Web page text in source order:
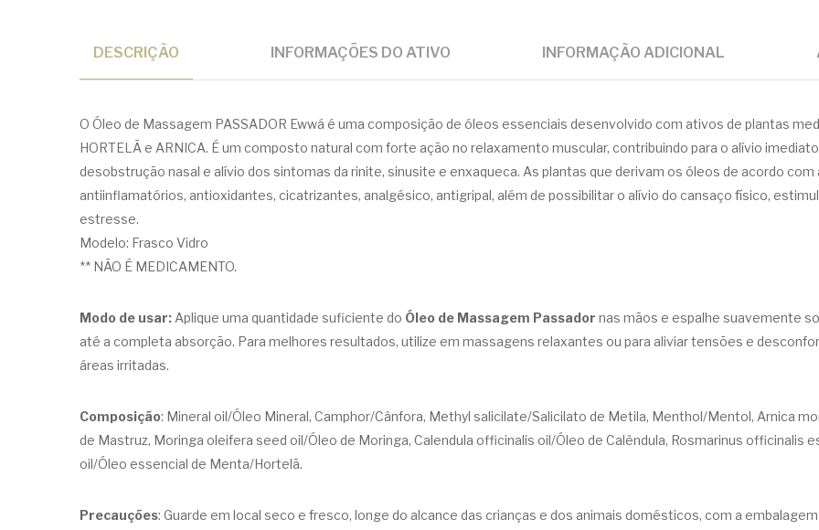
DESCRIÇÃO INFORMAÇÕES DO ATIVO INFORMAÇÃO ADICIONAL
O Óleo de Massagem PASSADOR Ewwá é uma composição de óleos essenciais desenvolvido com ativos de plantas
HORTELÃ e ARNICA. É um composto natural com forte ação no relaxamento muscular, contribuindo para o alívio
desobstrução nasal e alívio dos sintomas da rinite, sinusite e enxaqueca. As plantas que derivam os óleos de acordo
antiinflamatórios, antioxidantes, cicatrizantes, analgésico, antigripal, além de possibilitar o alívio do cansaço físico,
estresse.
Modelo: Frasco Vidro
** NÃO É MEDICAMENTO.
Modo de usar: Aplique uma quantidade suficiente do Óleo de Massagem Passador nas mãos e espalhe suavemente
até a completa absorção. Para melhores resultados, utilize em massagens relaxantes ou para aliviar tensões e
áreas irritadas.
Composição: Mineral oil/Óleo Mineral, Camphor/Cânfora, Methyl salicilate/Salicilato de Metila, Menthol/Mentol, Arnica
de Mastruz, Moringa oleifera seed oil/Óleo de Moringa, Calendula officinalis oil/Óleo de Calêndula, Rosmarinus
oil/Óleo essencial de Menta/Hortelã.
Precauções: Guarde em local seco e fresco, longe do alcance das crianças e dos animais domésticos, com a